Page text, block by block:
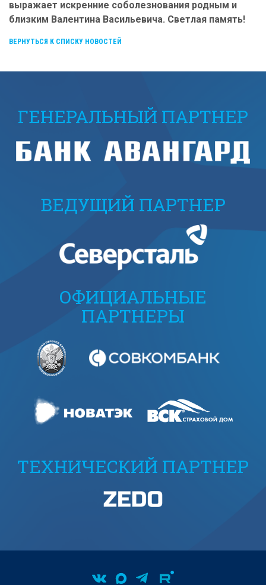
выражает искренние соболезнования родным и
близким Валентина Васильевича. Светлая память!
ВЕРНУТЬСЯ К СПИСКУ НОВОСТЕЙ
ГЕНЕРАЛЬНЫЙ ПАРТНЕР
ВЕДУЩИЙ ПАРТНЕР
ОФИЦИАЛЬНЫЕ
ПАРТНЕРЫ
ТЕХНИЧЕСКИЙ ПАРТНЕР